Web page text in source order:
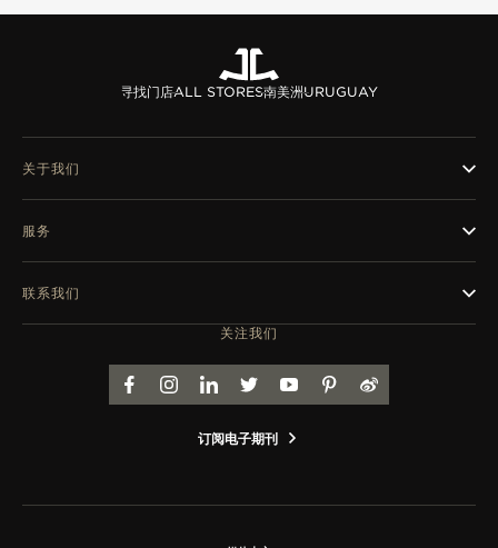
寻找门店ALL STORES南美洲URUGUAY
关注我们
FACEBOOK
INSTAGRAM
LINKEDINTWITTERYOUTUBEPINTEREST
WEIBO
订阅电子期刊
关于我们
服务
联系我们